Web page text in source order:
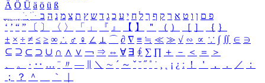
Ä Ö Ü ä ö ü ß
ִֶֹ ֻּ ׁׂ פ ם ן ו ט א ר ק ף ך ל ח י ע כ ג ד ש ץ ת צ מ נ ה ב
‘ ’ “ ” 〔 〕 〈 〉 「 」 『 』 【 】 ＂ （ ） ［ ］ ｛ ｝
± × ÷ ≠ ≤ ≥ ∞ ∴ ♂ ♀ ∠ ⊥ ⌒ ∂ ∇ ≡ ≒ ≪ ≫ √ ∽ ∝ ∵ ∫ ∬ ∈ ∋
⊆ ⊇ ⊂ ⊃ ∪ ∩ ∧ ∨ ￢ ⇒ ⇔ ∀ ∃ ∮ ∑ ∏ ＋ － ＜ ＝
＞
、
。 · ‥ … ¨ 〃 ― ＼ ∼ ´ ～ ˇ ˘ ˝ ˚ ˙ ¸ ¡ ¿ ː ！ ＇ ， ． ／
：
；
？ ＾ ｀